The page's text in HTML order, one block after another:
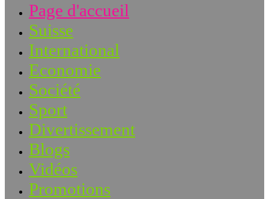
Page d'accueil
Suisse
International
Economie
Société
Sport
Divertissement
Blogs
Vidéos
Promotions